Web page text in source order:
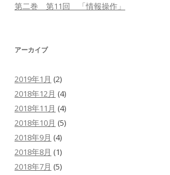
第二巻 第11回 「情報操作」
アーカイブ
2019年1月 (2)
2018年12月 (4)
2018年11月 (4)
2018年10月 (5)
2018年9月 (4)
2018年8月 (1)
2018年7月 (5)